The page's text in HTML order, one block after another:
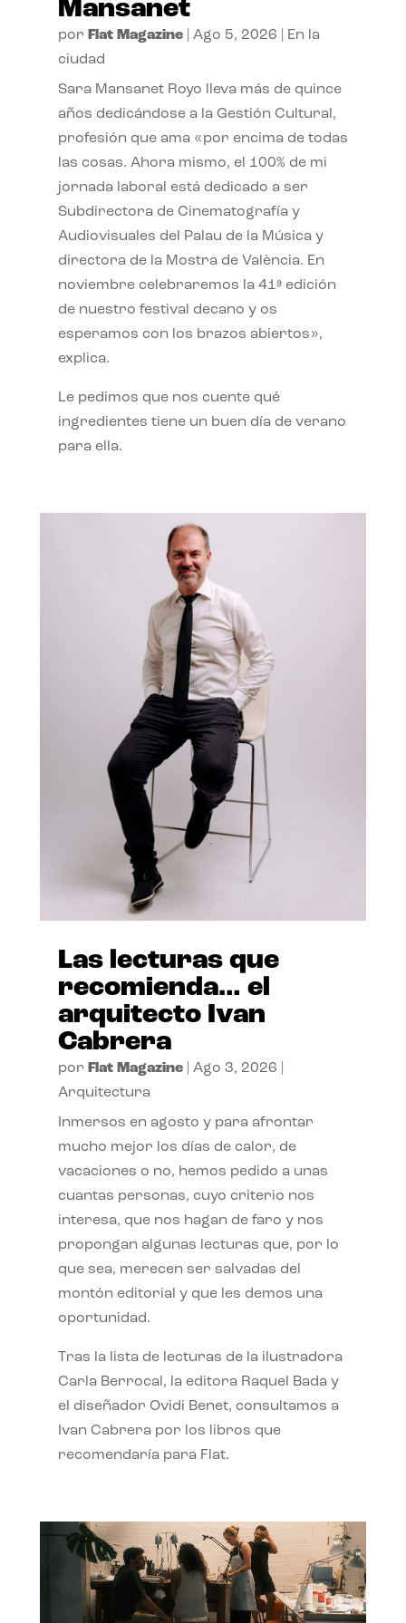
Mansanet
por Flat Magazine| Ago 5, 2026
En la
ciudad
Sara Mansanet Royo lleva más de quince
años dedicándose a la Gestión Cultural,
profesión que ama «por encima de todas
las cosas. Ahora mismo, el 100% de mi
jornada laboral está dedicado a ser
Subdirectora de Cinematografía y
Audiovisuales del Palau de la Música y
directora de la Mostra de València. En
noviembre celebraremos la 41ª edición
de nuestro festival decano y os
esperamos con los brazos abiertos»,
explica.
Le pedimos que nos cuente qué
ingredientes tiene un buen día de verano
para ella.
Las lecturas que
recomienda… el
arquitecto Ivan
Cabrera
por Flat Magazine| Ago 3, 2026
Arquitectura
Inmersos en agosto y para afrontar
mucho mejor los días de calor, de
vacaciones o no, hemos pedido a unas
cuantas personas, cuyo criterio nos
interesa, que nos hagan de faro y nos
propongan algunas lecturas que, por lo
que sea, merecen ser salvadas del
montón editorial y que les demos una
oportunidad.
Tras la lista de lecturas de la ilustradora
Carla Berrocal, la editora Raquel Bada y
el diseñador Ovidi Benet, consultamos a
Ivan Cabrera por los libros que
recomendaría para Flat.